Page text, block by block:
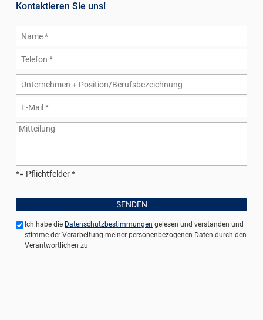
Kontaktieren Sie uns!
*= Pflichtfelder
Ich habe die Datenschutzbestimmungen gelesen und verstanden und
stimme der Verarbeitung meiner personenbezogenen Daten durch den
Verantwortlichen zu